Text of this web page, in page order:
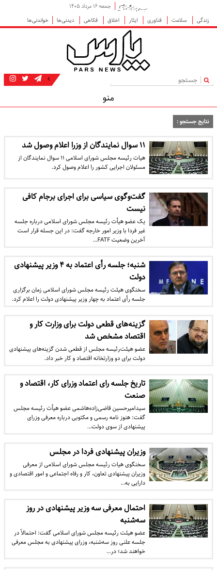
جمعه ۱۶ مرداد ۱۴۰۵
زندگی
سلامت فناوری ایثار اخلاق فکاهی دیدنی‌ها خواندنی‌ها
|
منو
نتایج جستجو :
۱۱ سوال نمایندگان از وزرا اعلام وصول شد
هیات رئیسه مجلس شورای اسلامی ۱۱ سوال نمایندگان از
مسئولان اجرایی کشور را اعلام وصول کرد.
گفت‌وگوی سیاسی برای اجرای برجام کافی
نیست
یک عضو هیأت رئیسه مجلس شورای اسلامی درباره جلسه
غیر فردا با وزیر امور خارجه گفت: در این جسله قرار است
آخرین وضعیت FATF…
شنبه؛ جلسه رأی اعتماد به ۴ وزیر پیشنهادی
دولت
سخنگوی هیئت رئیسه مجلس شورای اسلامی زمان برگزاری
جلسه رأی اعتماد به چهار وزیر پیشنهادی دولت را اعلام کرد.
گزینه‌های قطعی دولت برای وزارت کار و
اقتصاد مشخص شد
عضو هیئت‌رئیسه مجلس از قطعی شدن گزینه‌های پیشنهادی
دولت برای دو وزارتخانه اقتصاد و کار خبر داد.
تاریخ جلسه رای اعتماد وزرای کار، اقتصاد و
صنعت
سیدامیرحسین قاضی‌زاده‌هاشمی عضو هیأت رئیسه مجلس
گفت: هنوز نامه رسمی و مکتوبی درباره معرفی وزرای
پیشنهادی از سوی دولت…
وزیران پیشنهادی فردا در مجلس
​سخنگوی هیات رئیسه مجلس شورای اسلامی از معرفی
وزیران پیشنهادی تعاون، کار و رفاه اجتماعی و امور اقتصادی و
دارایی به…
احتمال معرفی سه وزیر پیشنهادی در روز
سه‌شنبه
​عضو هیئت رئیسه مجلس شورای اسلامی گفت: احتمالاً در
جلسه علنی روز سه‌شنبه، وزرای پیشنهادی به مجلس معرفی
خواهند شد؛ در…